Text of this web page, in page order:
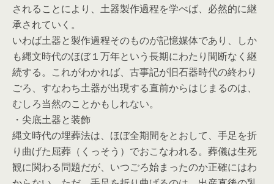
されることにより、土器製作過程を学べば、必然的に継
承されていく。
いわば土器と製作過程そのものが記憶媒体であり、しか
も縄文時代のほぼ１万年という長期にわたり間断なく継
続する。これがわかれば、古事記が旧石器時代の終わり
ごろ、すなわち土器が出現する直前からはじまるのは、
むしろ当然のことかもしれない。
・尖底土器と装飾
縄文時代の埋葬法は、ほぼ全期間をとおして、手足を折
り曲げた屈葬（くっそう）でおこなわれる。葬儀は生死
観に関わる問題だが、いつごろ始まったのか正確にはわ